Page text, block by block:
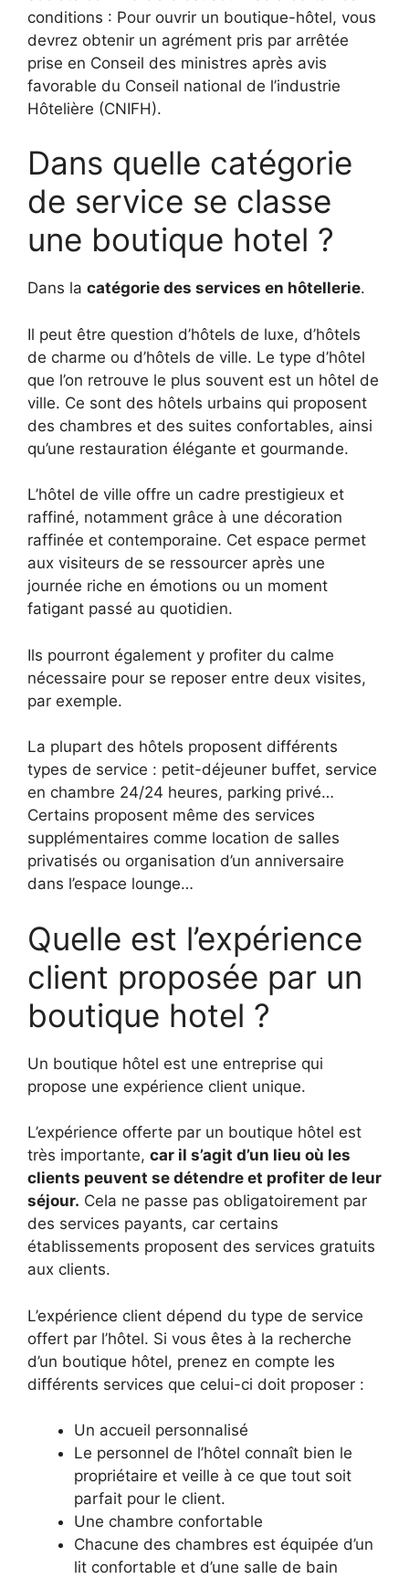
conditions : Pour ouvrir un boutique-hôtel, vous
devrez obtenir un agrément pris par arrêtée
prise en Conseil des ministres après avis
favorable du Conseil national de l’industrie
Hôtelière (CNIFH).
Dans quelle catégorie
de service se classe
une boutique hotel ?
Dans la catégorie des services en hôtellerie.
Il peut être question d’hôtels de luxe, d’hôtels
de charme ou d’hôtels de ville. Le type d’hôtel
que l’on retrouve le plus souvent est un hôtel de
ville. Ce sont des hôtels urbains qui proposent
des chambres et des suites confortables, ainsi
qu’une restauration élégante et gourmande.
L’hôtel de ville offre un cadre prestigieux et
raffiné, notamment grâce à une décoration
raffinée et contemporaine. Cet espace permet
aux visiteurs de se ressourcer après une
journée riche en émotions ou un moment
fatigant passé au quotidien.
Ils pourront également y profiter du calme
nécessaire pour se reposer entre deux visites,
par exemple.
La plupart des hôtels proposent différents
types de service : petit-déjeuner buffet, service
en chambre 24/24 heures, parking privé…
Certains proposent même des services
supplémentaires comme location de salles
privatisés ou organisation d’un anniversaire
dans l’espace lounge…
Quelle est l’expérience
client proposée par un
boutique hotel ?
Un boutique hôtel est une entreprise qui
propose une expérience client unique.
L’expérience offerte par un boutique hôtel est
très importante, car il s’agit d’un lieu où les
clients peuvent se détendre et profiter de leur
séjour. Cela ne passe pas obligatoirement par
des services payants, car certains
établissements proposent des services gratuits
aux clients.
L’expérience client dépend du type de service
offert par l’hôtel. Si vous êtes à la recherche
d’un boutique hôtel, prenez en compte les
différents services que celui-ci doit proposer :
Un accueil personnalisé
Le personnel de l’hôtel connaît bien le
propriétaire et veille à ce que tout soit
parfait pour le client.
Une chambre confortable
Chacune des chambres est équipée d’un
lit confortable et d’une salle de bain